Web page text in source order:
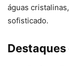
águas
sofisticado.
Destaques